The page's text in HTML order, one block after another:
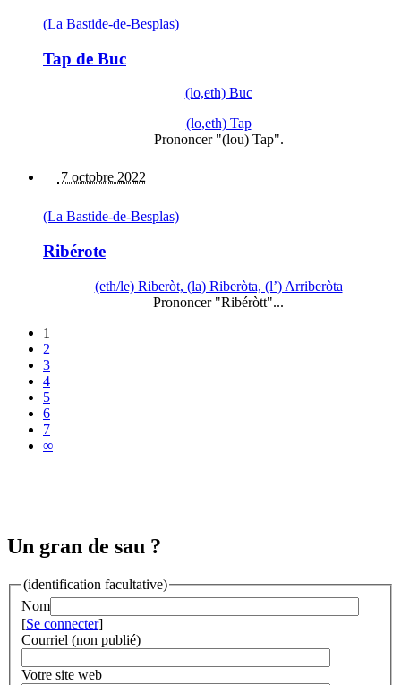
(La Bastide-de-Besplas)
Tap de Buc
(lo,eth) Buc
(lo,eth) Tap
Prononcer "(lou) Tap".
7 octobre 2022
(La Bastide-de-Besplas)
Ribérote
(eth/le) Riberòt, (la) Riberòta, (l’) Arriberòta
Prononcer "Ribéròtt"...
1
2
3
4
5
6
7
∞
Un gran de sau ?
(identification facultative)
Nom
[Se connecter]
Courriel (non publié)
Votre site web